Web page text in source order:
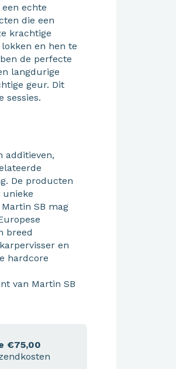
echte
die een
krachtige
en hen te
de perfecte
langdurige
geur. Dit
sessies.
additieven,
De producten
unieke
SB mag
breed
en
hardcore
van Martin SB
€75,00